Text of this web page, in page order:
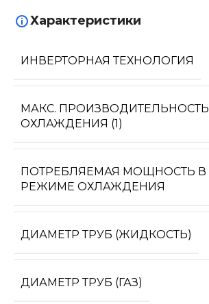
Характеристики
ИНВЕРТОРНАЯ ТЕХНОЛОГИЯ
МАКС. ПРОИЗВОДИТЕЛЬНОСТЬ
ОХЛАЖДЕНИЯ (1)
ПОТРЕБЛЯЕМАЯ МОЩНОСТЬ В
РЕЖИМЕ ОХЛАЖДЕНИЯ
ДИАМЕТР ТРУБ (ЖИДКОСТЬ)
ДИАМЕТР ТРУБ (ГАЗ)